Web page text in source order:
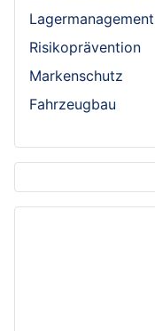
Lagermanagement
Risikoprävention
Markenschutz
Fahrzeugbau